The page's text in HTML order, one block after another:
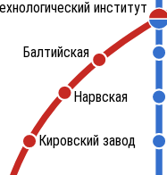
Балтийская
Кировский завод
Нарвская
институт